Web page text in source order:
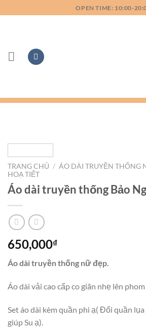
qua
OPEN TIME: 10:00-
TRANG CHỦ / ÁO DÀI TRUYỀN THỐNG
HOẠ TIẾT
Áo dài truyền thống Bảo
650,000₫
Áo dài truyền thống nữ đẹp.
Áo dài vải cao cấp co giãn nhẹ lên
Set áo dài kèm quần phi ạ( Đổi quần
giúp Su ạ).